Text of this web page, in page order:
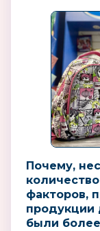
Почему,
факторов,
продукции
были